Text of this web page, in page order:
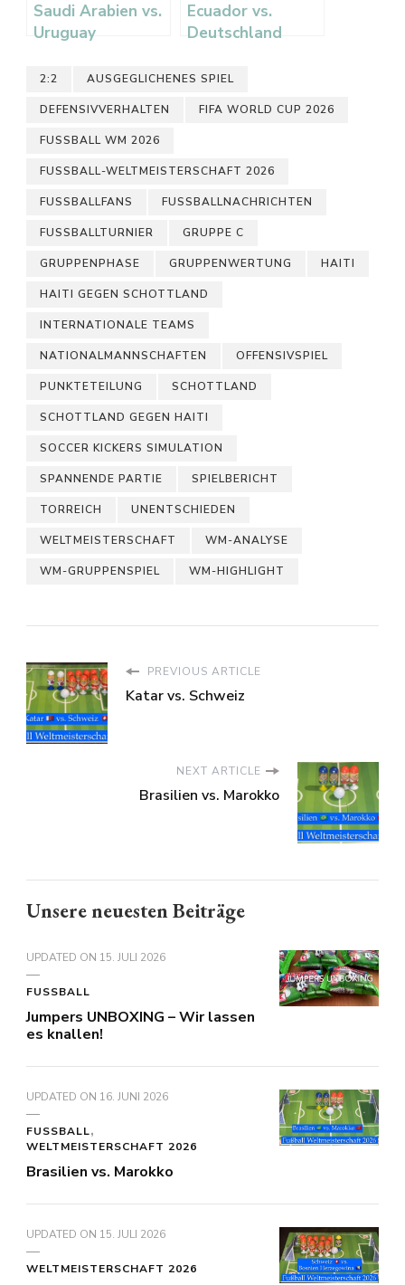
Saudi Arabien vs.
Uruguay
Ecuador vs.
Deutschland
2:2 AUSGEGLICHENES SPIEL
DEFENSIVVERHALTEN FIFA WORLD CUP 2026
FUSSBALL WM 2026
FUSSBALL-WELTMEISTERSCHAFT 2026
FUSSBALLFANS FUSSBALLNACHRICHTEN
FUSSBALLTURNIER GRUPPE C
GRUPPENPHASE GRUPPENWERTUNG HAITI
HAITI GEGEN SCHOTTLAND
INTERNATIONALE TEAMS
NATIONALMANNSCHAFTEN OFFENSIVSPIEL
PUNKTETEILUNG SCHOTTLAND
SCHOTTLAND GEGEN HAITI
SOCCER KICKERS SIMULATION
SPANNENDE PARTIE SPIELBERICHT
TORREICH UNENTSCHIEDEN
WELTMEISTERSCHAFT WM-ANALYSE
WM-GRUPPENSPIEL WM-HIGHLIGHT
PREVIOUS ARTICLE
Katar vs. Schweiz
NEXT ARTICLE
Brasilien vs. Marokko
Unsere neuesten Beiträge
UPDATED ON 15. JULI 2026
FUSSBALL
Jumpers UNBOXING – Wir lassen
es knallen!
UPDATED ON 16. JUNI 2026
FUSSBALL
WELTMEISTERSCHAFT 2026
Brasilien vs. Marokko
UPDATED ON 15. JULI 2026
WELTMEISTERSCHAFT 2026